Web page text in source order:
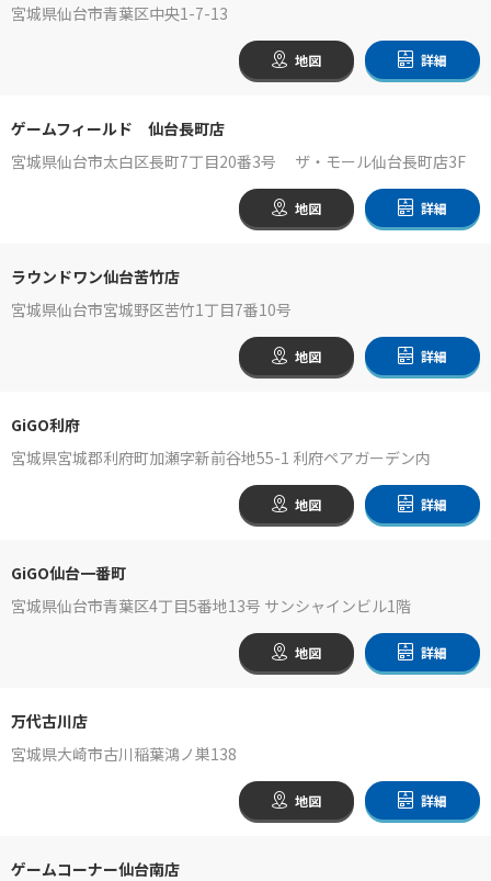
宮城県仙台市青葉区中央1-7-13
地図 詳細
ゲームフィールド 仙台長町店
宮城県仙台市太白区長町7丁目20番3号 ザ・モール仙台長町店3F
地図 詳細
ラウンドワン仙台苦竹店
宮城県仙台市宮城野区苦竹1丁目7番10号
地図 詳細
GiGO利府
宮城県宮城郡利府町加瀬字新前谷地55-1 利府ペアガーデン内
地図 詳細
GiGO仙台一番町
宮城県仙台市青葉区4丁目5番地13号 サンシャインビル1階
地図 詳細
万代古川店
宮城県大崎市古川稲葉鴻ノ巣138
地図 詳細
ゲームコーナー仙台南店